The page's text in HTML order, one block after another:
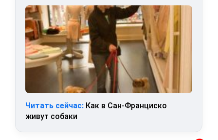
Читать сейчас: Как в Сан-Франциско
живут собаки